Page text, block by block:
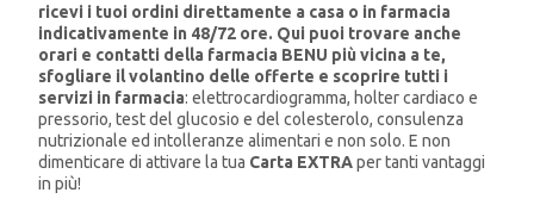
ricevi i tuoi ordini direttamente a casa o in farmacia
indicativamente in 48/72 ore. Qui puoi trovare anche
orari e contatti della farmacia BENU più vicina a te,
sfogliare ilvolantino delle offerte e scoprire tutti i
servizi in farmacia: elettrocardiogramma, holter cardiaco e
pressorio, test del glucosio e del colesterolo, consulenza
nutrizionale ed intolleranze alimentari e non solo. E non
dimenticare di attivare la tua Carta EXTRAper tanti vantaggi
in più!